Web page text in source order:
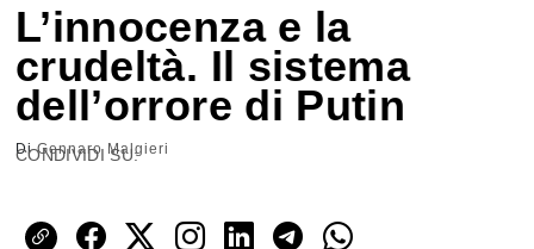
L’innocenza e la
crudeltà. Il sistema
dell’orrore di Putin
DiGennaro Malgieri
CONDIVIDI SU: